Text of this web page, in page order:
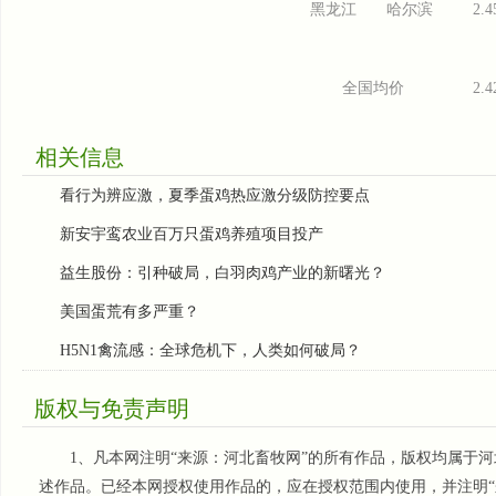
黑龙江 哈尔滨
全国均价
相关信息
看行为辨应激，夏季蛋鸡热应激分级防控要点
新安宇鸾农业百万只蛋鸡养殖项目投产
益生股份：引种破局，白羽肉鸡产业的新曙光？
美国蛋荒有多严重？
H5N1禽流感：全球危机下，人类如何破局？
版权与免责声明
1、凡本网注明“来源：河北畜牧网”的所有作品，版权均属于
述作品。已经本网授权使用作品的，应在授权范围内使用，并注